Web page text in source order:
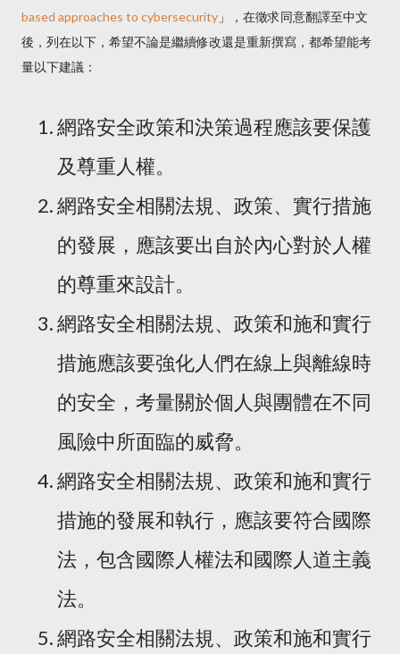
based approaches to cybersecurity 」，在徵求同意翻譯至中文
後，列在以下，希望不論是繼續修改還是重新撰寫，都希望能考
量以下建議：
網路安全政策和決策過程應該要保護
及尊重人權。
網路安全相關法規、政策、實行措施
的發展，應該要出自於內心對於人權
的尊重來設計。
網路安全相關法規、政策和施和實行
措施應該要強化人們在線上與離線時
的安全，考量關於個人與團體在不同
風險中所面臨的威脅。
網路安全相關法規、政策和施和實行
措施的發展和執行，應該要符合國際
法，包含國際人權法和國際人道主義
法。
網路安全相關法規、政策和施和實行